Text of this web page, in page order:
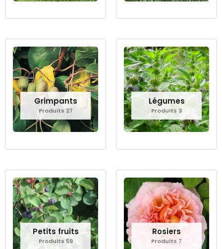
Grimpants
Produits 27
Légumes
Produits 3
Petits fruits
Produits 59
Rosiers
Produits 7